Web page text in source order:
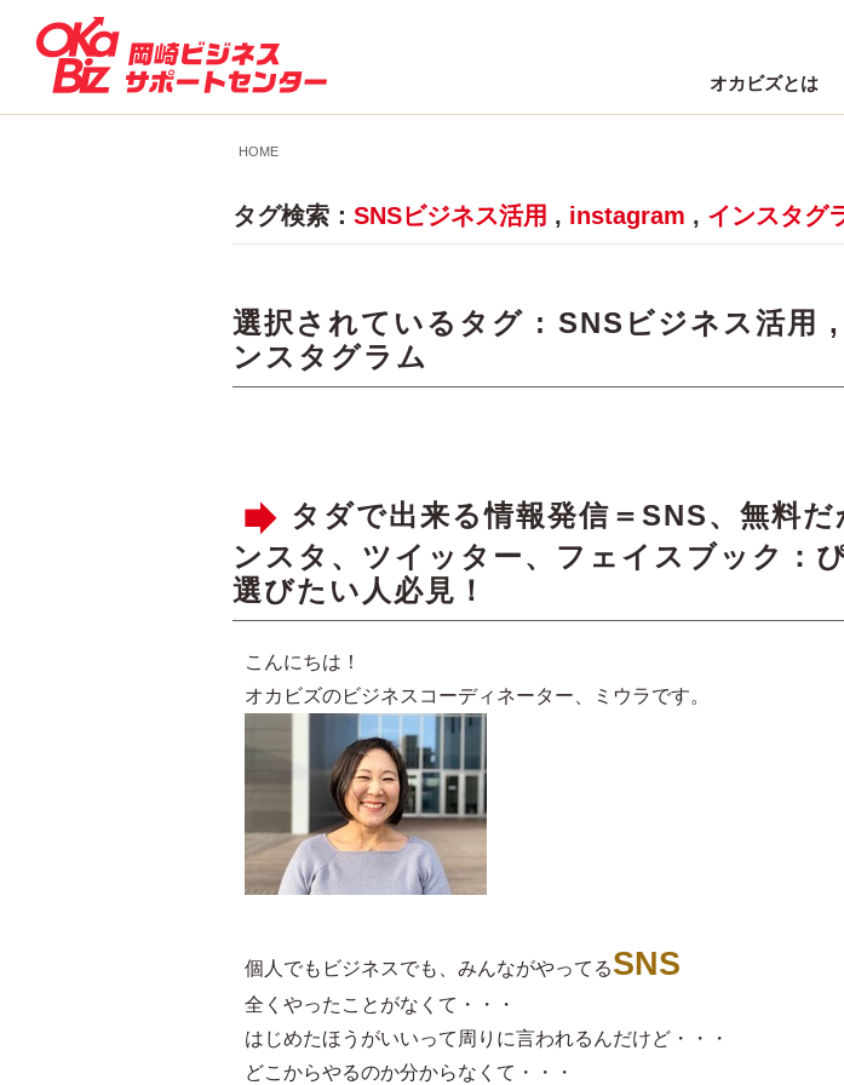
オカビズとは
HOME
タグ検索： SNSビジネス活用 , instagram , インスタグ
選択されているタグ : SNSビジネス活用 ,
ンスタグラム
タダで出来る情報発信＝SNS、無料
ンスタ、ツイッター、フェイスブック：
選びたい人必見！
こんにちは！
オカビズのビジネスコーディネーター、ミウラです。
個人でもビジネスでも、みんながやってるSNS
全くやったことがなくて・・・
はじめたほうがいいって周りに言われるんだけど・・・
どこからやるのか分からなくて・・・